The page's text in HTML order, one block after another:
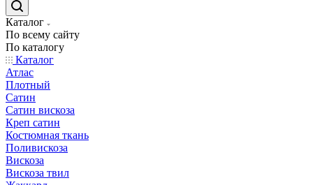
Каталог
По всему сайту
По каталогу
Каталог
Атлас
Плотный
Сатин
Сатин вискоза
Креп сатин
Костюмная ткань
Поливискоза
Вискоза
Вискоза твил